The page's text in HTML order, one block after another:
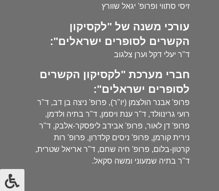
זיסי סתווי ופרופ' יגאל שוורץ
עורכי משנה של "לקסיקון
הקשרים לסופרים ישראלים":
ד"ר יעלי דקל וערן צלגוב
חברי מערכת "לקסיקון הקשרים
לסופרים ישראלים":
פרופ' אבנר הולצמן (יו"ר), פרופ' ניצה בן דב, ד"ר
רועי גרינוולד, ד"ר ענת ויסמן, ד"ר בתיה ולדמן,
פרופ' דן לאור, פרופ' אבידב ליפסקר-אלבק, ד"ר
נירית קורמן, פרופ' ניסים קלדרון, פרופ' רות
קרטון-בלום, פרופ' חיה שחם, ד"ר אריאל שטרית,
ד"ר בתיה שמעוני ומשה סקאל.